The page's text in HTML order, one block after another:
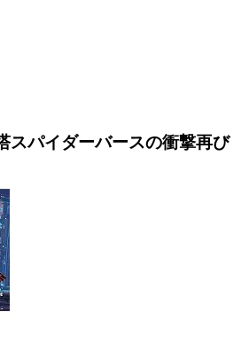
スパイダーバースの衝撃再び